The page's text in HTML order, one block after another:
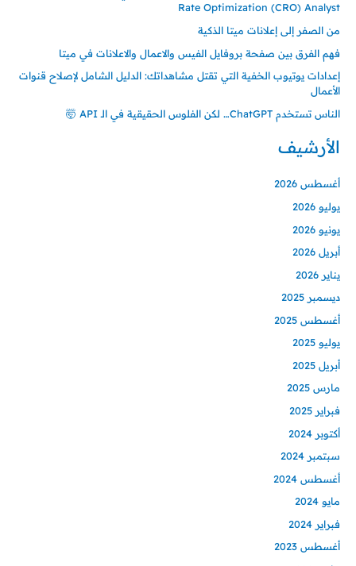
Rate Optimization (CRO) Analyst
من الصفر إلى إعلانات ميتا الذكية
فهم الفرق بين صفحة بروفايل الفيس والاعمال والاعلانات في ميتا
إعدادات يوتيوب الخفية التي تقتل مشاهداتك: الدليل الشامل لإصلاح قنوات
الأعمال
الناس تستخدم ChatGPT… لكن الفلوس الحقيقية في الـ API 🤯
الأرشيف
أغسطس 2026
يوليو 2026
يونيو 2026
أبريل 2026
يناير 2026
ديسمبر 2025
أغسطس 2025
يوليو 2025
أبريل 2025
مارس 2025
فبراير 2025
أكتوبر 2024
سبتمبر 2024
أغسطس 2024
مايو 2024
فبراير 2024
أغسطس 2023